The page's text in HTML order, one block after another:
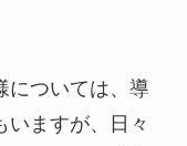
については、導
いますが、日々